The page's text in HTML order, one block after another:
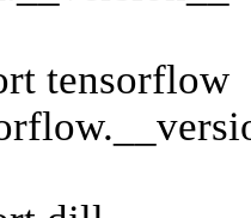
tensorflow